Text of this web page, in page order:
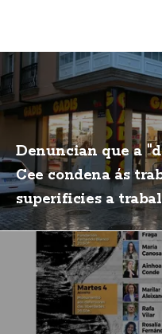
Denuncian que a
Cee condena ás
superificies a